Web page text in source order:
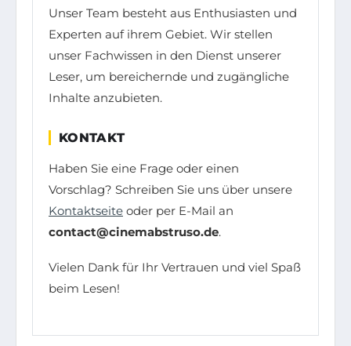
Unser Team besteht aus Enthusiasten und
Experten auf ihrem Gebiet. Wir stellen
unser Fachwissen in den Dienst unserer
Leser, um bereichernde und zugängliche
Inhalte anzubieten.
KONTAKT
Haben Sie eine Frage oder einen
Vorschlag? Schreiben Sie uns über unsere
Kontaktseite oder per E-Mail an
contact@cinemabstruso.de.
Vielen Dank für Ihr Vertrauen und viel Spaß
beim Lesen!